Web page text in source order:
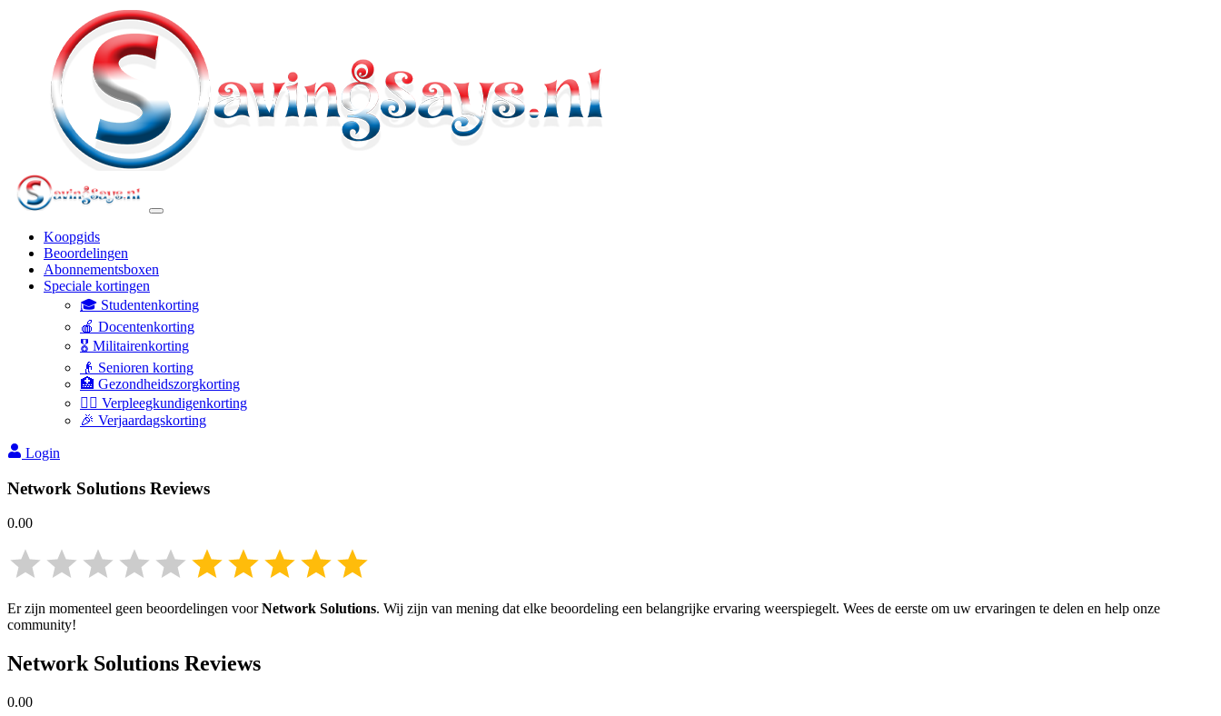
Koopgids
Beoordelingen
Abonnementsboxen
Speciale kortingen
🎓 Studentenkorting
🍎 Docentenkorting
🎖️ Militairenkorting
👴 Senioren korting
🏥 Gezondheidszorgkorting
👩‍⚕️ Verpleegkundigenkorting
🎉 Verjaardagskorting
Login
Network Solutions Reviews
0.00
Er zijn momenteel geen beoordelingen voorNetwork Solutions. Wij zijn van mening dat elke beoordeling een belangrijke ervaring weerspiegelt. Wees de eerste om uw ervaringen te delen en help onze
community!
Network Solutions Reviews
0.00